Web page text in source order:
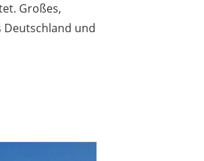
Großes,
Deutschland und